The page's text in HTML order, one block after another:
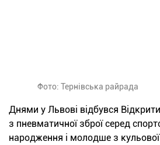
Фото: Тернівська райрада
Днями у Львові відбувся
з пневматичної зброї серед
народження і молодше з кульової